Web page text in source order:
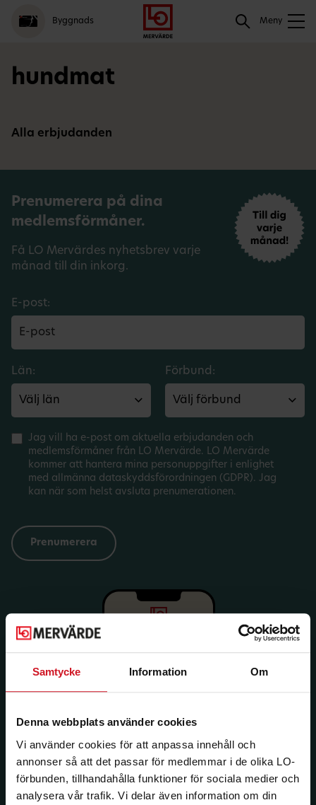
Samtycke Information Om
Denna webbplats använder cookies
Vi använder cookies för att anpassa innehåll och
annonser så att det passar för medlemmar i de olika LO-
förbunden, tillhandahålla funktioner för sociala medier och
analysera vår trafik. Vi delar även information om din
Gå
till
meny
Logga
in
Hoppa
till
innehåll
Byggnads Meny
Sök
hundmat
Alla erbjudanden
Prenumerera på dina
medlemsförmåner.
Få LO Mervärdes nyhetsbrev varje
månad till din inkorg.
E-post:
Län: Förbund:
Jag vill ha e-post om aktuella erbjudanden och
medlemsförmåner från LO Mervärde. LO Mervärde
kommer att hantera mina personuppgifter i enlighet
med allmänna dataskyddsförordningen (GDPR). Jag
kan när som helst avsluta prenumerationen.